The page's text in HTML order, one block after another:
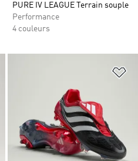
PURE IV LEAGUE Terrain souple
Performance
4 couleurs
Ajouter à la Liste de produits